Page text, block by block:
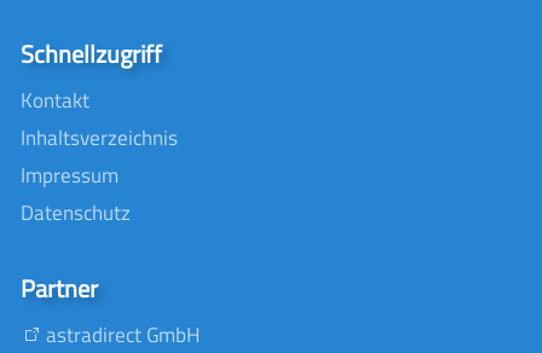
Schnellzugriff
Kontakt
Inhaltsverzeichnis
Impressum
Datenschutz
Partner
astradirect GmbH